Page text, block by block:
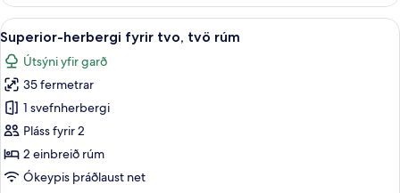
fyrir
þrjá
Skoða
allar
myndir
fyrir
Superior-
herbergi
fyrir
tvo,
Superior-herbergi fyrir tvo, tvö rúm
5
Superior-herbergi fyrir tvo, tvö rúm
Útsýni yfir garð
35 fermetrar
1 svefnherbergi
Pláss fyrir 2
2 einbreið rúm
Ókeypis þráðlaust net